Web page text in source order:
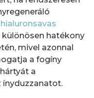
hialuronsavas
különösen hatékony
mivel azonnal
a fogíny
a
ínyduzzanatot.